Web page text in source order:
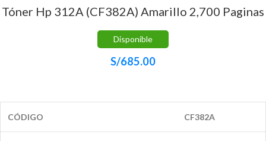
Tóner Hp 312A (CF382A) Amarillo 2,700 Paginas
Disponible
S/685.00
CÓDIGO CF382A